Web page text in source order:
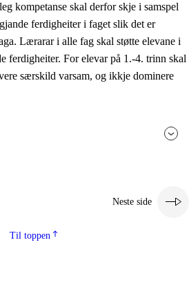
kompetanse skal derfor skje i samspel
ferdigheiter i faget slik det er
Lærarar i alle fag skal støtte elevane i
ferdigheiter. For elevar på 1.-4. trinn skal
særskild varsam, og ikkje dominere
Neste side
Til toppen